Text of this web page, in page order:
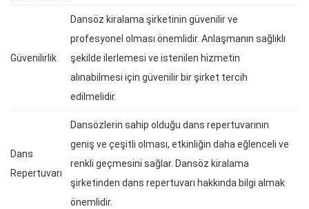
Güvenilirlik
Dansöz kiralama şirketinin güvenilir ve
profesyonel olması önemlidir. Anlaşmanın sağlıklı
şekilde ilerlemesi ve istenilen hizmetin
alınabilmesi için güvenilir bir şirket tercih
edilmelidir.
Dans
Repertuvarı
Dansözlerin sahip olduğu dans repertuvarının
geniş ve çeşitli olması, etkinliğin daha eğlenceli ve
renkli geçmesini sağlar. Dansöz kiralama
şirketinden dans repertuvarı hakkında bilgi almak
önemlidir.